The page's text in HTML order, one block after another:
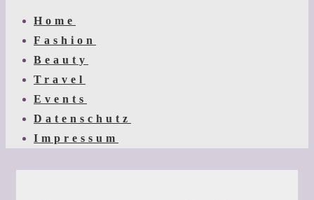
Home
Fashion
Beauty
Travel
Events
Datenschutz
Impressum